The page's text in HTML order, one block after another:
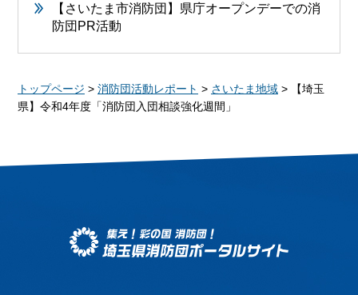
【さいたま市消防団】県庁オープンデーでの消
防団PR活動
トップページ > 消防団活動レポート > さいたま地域 > 【埼玉
県】令和4年度「消防団入団相談強化週間」